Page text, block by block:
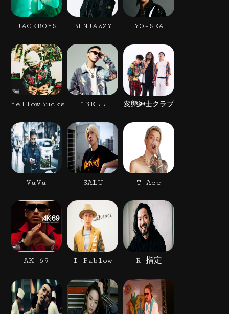
JACKBOYS BENJAZZY YO-SEA
¥ellowBucks 13ELL 変態紳士クラブ
VaVa SALU T-Ace
AK-69 T-Pablow R-指定